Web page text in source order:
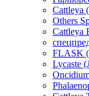
Cattleya
Others
Cattleya
FLASK
Lycaste